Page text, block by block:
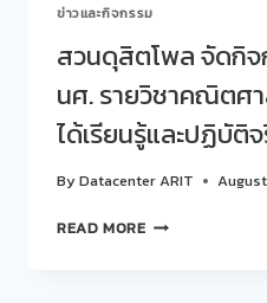
77TH
ANNUAL
CONFERENCE
ระหว่าง
วัน
ที่
31
2024
ข่าวและกิจกรรม
สวนดุสิตโพล จัดกิจ
นศ. รายวิชาคณิตศ
ได้เรียนรู้และปฏิบัติ
ByDatacenter ARIT
READ MOREสวน